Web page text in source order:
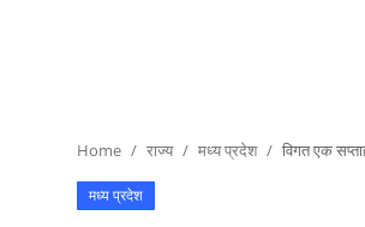
Home राज्य मध्य प्रदेश विगत एक
मध्य प्रदेश